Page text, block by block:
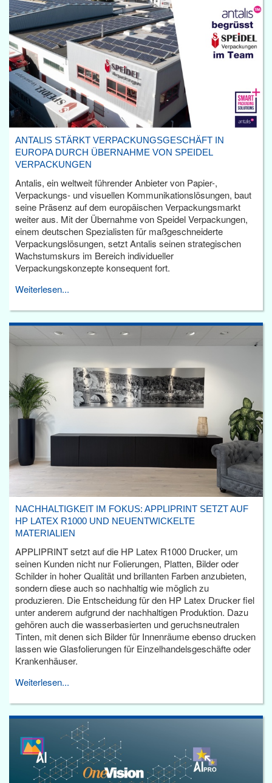
ANTALIS STÄRKT VERPACKUNGSGESCHÄFT IN
EUROPA DURCH ÜBERNAHME VON SPEIDEL
VERPACKUNGEN
Antalis, ein weltweit führender Anbieter von Papier-,
Verpackungs- und visuellen Kommunikationslösungen, baut
seine Präsenz auf dem europäischen Verpackungsmarkt
weiter aus. Mit der Übernahme von Speidel Verpackungen,
einem deutschen Spezialisten für maßgeschneiderte
Verpackungslösungen, setzt Antalis seinen strategischen
Wachstumskurs im Bereich individueller
Verpackungskonzepte konsequent fort.
Weiterlesen...
NACHHALTIGKEIT IM FOKUS: APPLIPRINT SETZT AUF
HP LATEX R1000 UND NEUENTWICKELTE
MATERIALIEN
APPLIPRINT setzt auf die HP Latex R1000 Drucker, um
seinen Kunden nicht nur Folierungen, Platten, Bilder oder
Schilder in hoher Qualität und brillanten Farben anzubieten,
sondern diese auch so nachhaltig wie möglich zu
produzieren. Die Entscheidung für den HP Latex Drucker fiel
unter anderem aufgrund der nachhaltigen Produktion. Dazu
gehören auch die wasserbasierten und geruchsneutralen
Tinten, mit denen sich Bilder für Innenräume ebenso drucken
lassen wie Glasfolierungen für Einzelhandelsgeschäfte oder
Krankenhäuser.
Weiterlesen...